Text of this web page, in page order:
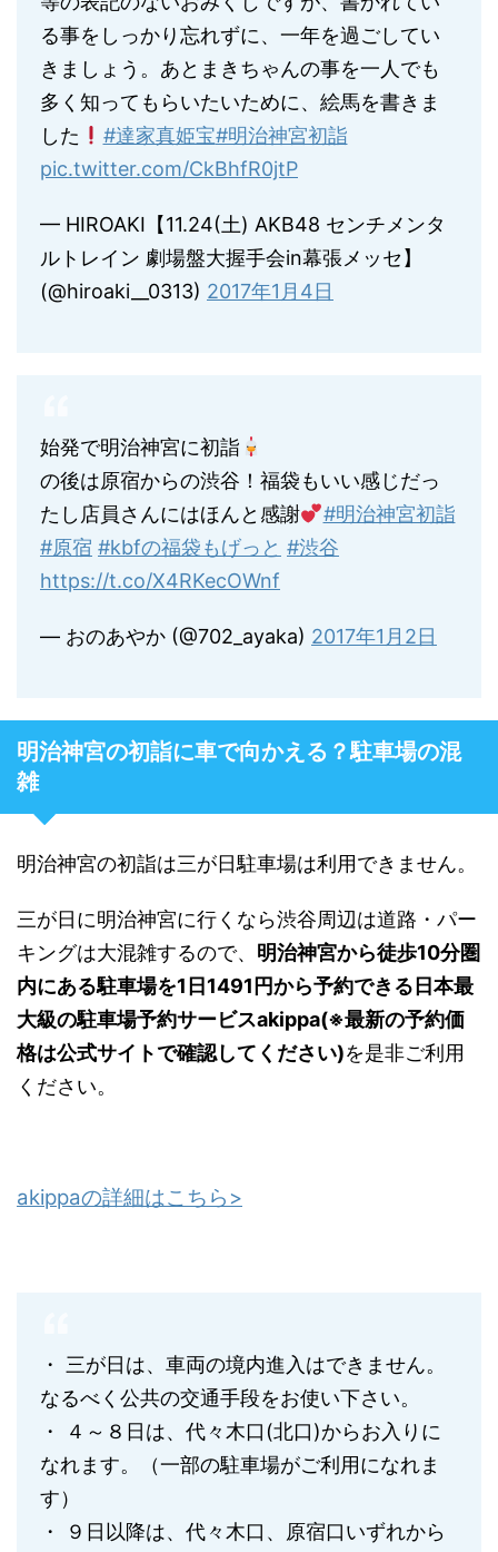
る事をしっかり忘れずに、一年を過ごしてい
きましょう。あとまきちゃんの事を一人でも
多く知ってもらいたいために、絵馬を書きま
した
#達家真姫宝#明治神宮初詣
pic.twitter.com/CkBhfR0jtP
— HIROAKI【11.24(土) AKB48 センチメンタ
ルトレイン 劇場盤大握手会in幕張メッセ】
(@hiroaki__0313) 2017年1月4日
始発で明治神宮に初詣
の後は原宿からの渋谷！福袋もいい感じだっ
たし店員さんにはほんと感謝
#明治神宮初詣
#原宿 #kbfの福袋もげっと #渋谷
https://t.co/X4RKecOWnf
— おのあやか (@702_ayaka) 2017年1月2日
明治神宮の初詣に車で向かえる？駐車場の混
雑
明治神宮の初詣は三が日駐車場は利用できません。
三が日に明治神宮に行くなら渋谷周辺は道路・パー
キングは大混雑するので、 明治神宮から徒歩10分圏
内にある駐車場を1日1491円から予約できる日本最
大級の駐車場予約サービスakippa(※最新の予約価
格は公式サイトで確認してください)を是非ご利用
ください。
akippaの詳細はこちら>
・ 三が日は、車両の境内進入はできません。
なるべく公共の交通手段をお使い下さい。
・ ４～８日は、代々木口(北口)からお入りに
なれます。（一部の駐車場がご利用になれま
す）
・ ９日以降は、代々木口、原宿口いずれから